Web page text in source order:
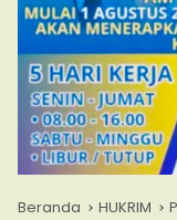
Beranda HUKRIM